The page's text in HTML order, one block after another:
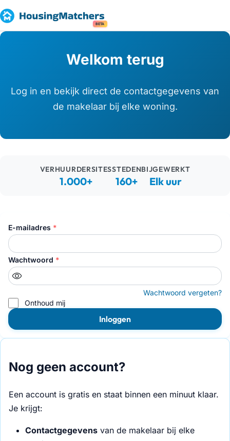
BETA
Welkom terug
Log in en bekijk direct de contactgegevens van
de makelaar bij elke woning.
VERHUURDERSITES
1.000+
STEDEN
160+
BIJGEWERKT
Elk uur
E-mailadres *
Wachtwoord *
Wachtwoord vergeten?
Onthoud mij
Inloggen
Nog geen account?
Een account is gratis en staat binnen een minuut klaar.
Je krijgt:
Contactgegevens van de makelaar bij elke